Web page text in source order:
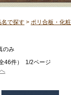
名で探す > ポリ合板・化
のみ
46件） 1/2ページ